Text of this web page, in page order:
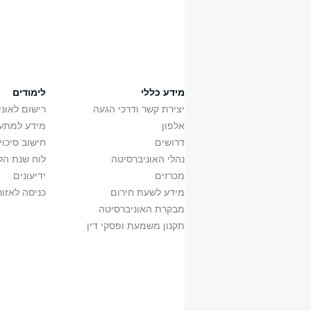
מידע כללי
יצירת קשר ודרכי הגעה
אלפון
דרושים
נהלי האוניברסיטה
מכרזים
מידע לשעת חירום
מבקרת האוניברסיטה
תקנון משמעת ופסקי דין
לימודים
רישום
מידע
חישוב
לוח שנת
ידיעונים
כניסה